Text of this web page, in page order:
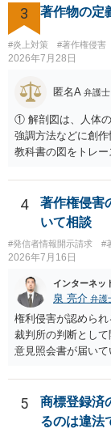
短いキャッチコピ
りません。ただし
は、その表現部分が
の著作権は撮影者
わけではありませ
材を希望に沿って
いと考えられます。
ても、その権利は
の同意があれば別
り、公開中のサイ
様、掲載目的、態様
める方向の事情と
りません。 まず、
を確認したうえで
を許諾しない」と書
掲載された場合は、
3 著作物の定
#炎上対策 #著作権侵害
2026年7月28日
匿名A 弁護士
① 解剖図は、人体の
強調方法などに創作
教科書の図をトレ
も、SNSへの公開
けでは、適法な引
その説明に必要な
れ、必要な範囲に
材として図そのもの
でしょう。 文章に
とは限りません。
成でまとめる必要
図をトレース・模
に、自分で構図や
た、改変・SNS掲
件に従って使う方
自分だけの学習用
4
著作権侵害
いて相談
#発信者情報開示請求 #
2026年7月16日
インターネッ
泉 亮介 弁護
権利侵害が認めら
裁判所の判断として
意見照会書が届い
いかと思われます。
5
商標登録済
るのは違法